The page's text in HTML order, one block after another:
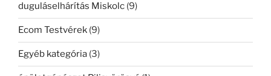
duguláselhárítás Miskolc (9)
Ecom Testvérek (9)
Egyéb kategória (3)